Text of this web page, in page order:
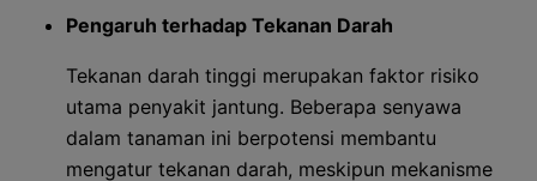
Pengaruh terhadap Tekanan Darah
Tekanan darah tinggi merupakan faktor risiko
utama penyakit jantung. Beberapa senyawa
dalam tanaman ini berpotensi membantu
mengatur tekanan darah, meskipun mekanisme